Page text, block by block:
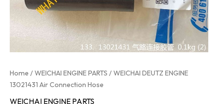
Home /WEICHAI ENGINE PARTS / WEICHAI DEUTZ ENGINE
13021431 Air Connection Hose
WEICHAI ENGINE PARTS